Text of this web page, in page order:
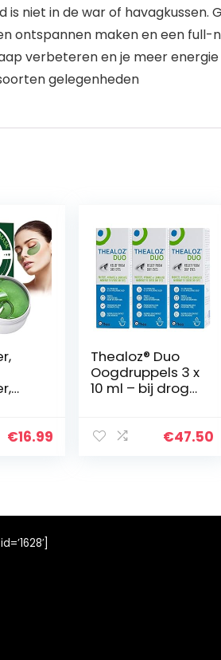
niet in de war of havagkussen.
ontspannen maken en een full-
verbeteren en je meer
gelegenheden
€16.99
Thealoz® Duo
Oogdruppels 3 x
10 ml – bij droge
voor
€47.50